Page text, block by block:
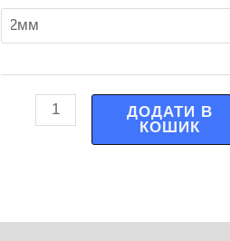
ДОДАТИ В
КОШИК